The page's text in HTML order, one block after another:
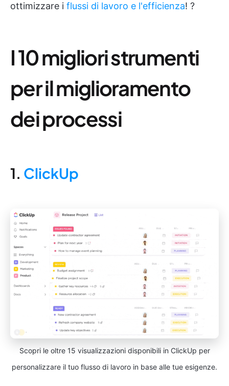
ottimizzare i flussi di lavoro e l'efficienza! ?
I 10 migliori strumenti
per il miglioramento
dei processi
1. ClickUp
Scopri le oltre 15 visualizzazioni disponibili in ClickUp per
personalizzare il tuo flusso di lavoro in base alle tue esigenze.